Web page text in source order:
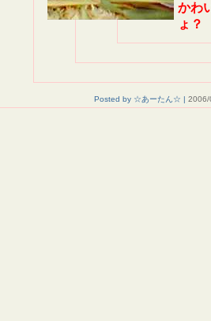
かわ
ょ？
Posted by ☆あーたん☆ | 2006/